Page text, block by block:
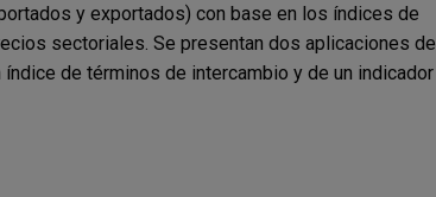
y exportados) con base en los índices de
sectoriales. Se presentan dos aplicaciones de
de términos de intercambio y de un indicador